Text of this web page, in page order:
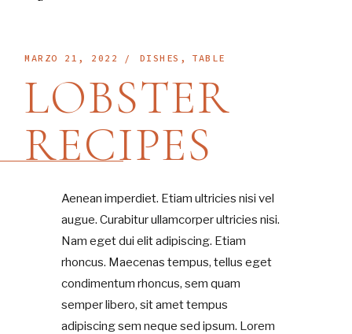
MARZO 21, 2022 DISHES TABLE
LOBSTER
RECIPES
Aenean imperdiet. Etiam ultricies nisi vel
augue. Curabitur ullamcorper ultricies nisi.
Nam eget dui elit adipiscing. Etiam
rhoncus. Maecenas tempus, tellus eget
condimentum rhoncus, sem quam
semper libero, sit amet tempus
adipiscing sem neque sed ipsum. Lorem